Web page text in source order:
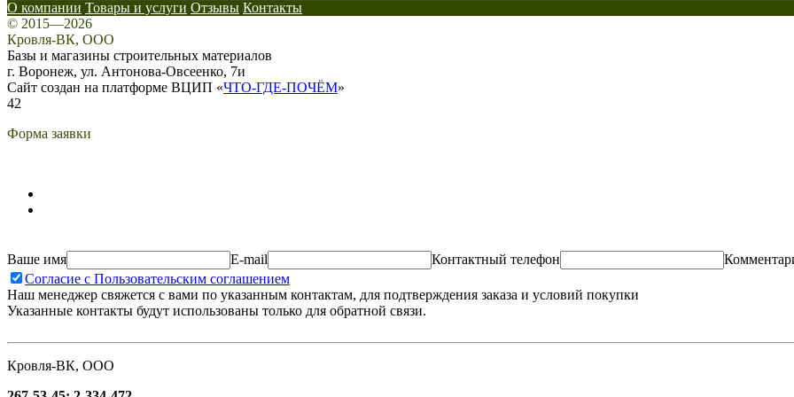
О компании Товары и услуги Отзывы Контакты
© 2015—2026
Кровля-ВК, ООО
Базы и магазины строительных материалов
г. Воронеж, ул. Антонова-Овсеенко, 7и
Сайт создан на платформе ВЦИП «ЧТО-ГДЕ-ПОЧЁМ»
42
Форма заявки
Ваше имя E-mail Контактный телефон
Согласие с Пользовательским соглашением
Наш менеджер свяжется с вами по указанным контактам, для подтверждения заказа и условий покупки
Указанные контакты будут использованы только для обратной связи.
Кровля-ВК, ООО